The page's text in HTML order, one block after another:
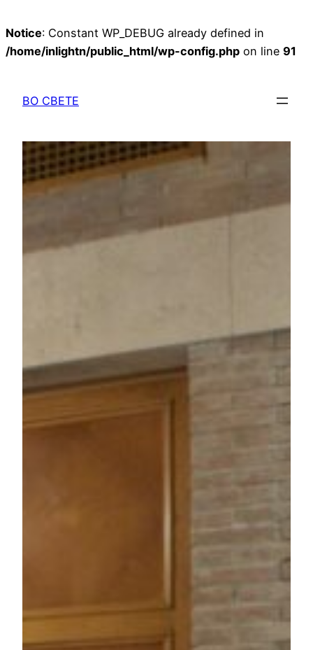
Notice: Constant WP_DEBUG already defined in
/home/inlightn/public_html/wp-config.php on line 91
содержимому
ВО СВЕТЕ